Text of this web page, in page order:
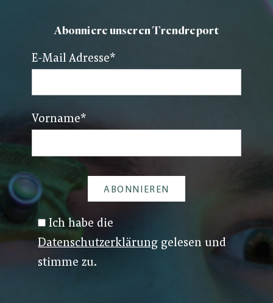
Abonniere unseren Trendreport
E-Mail Adresse*
Vorname*
Ich habe die
Datenschutzerklärung gelesen und
stimme zu.